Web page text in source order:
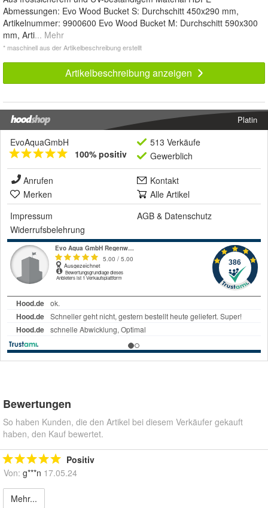
Abmessungen: Evo Wood Bucket S: Durchschitt 450x290 mm,
Artikelnummer: 9900600 Evo Wood Bucket M: Durchschitt 590x300
mm, Arti... Mehr
* maschinell aus der Artikelbeschreibung erstellt
Artikelbeschreibung anzeigen
Platin
EvoAquaGmbH
100% positiv
513 Verkäufe
Gewerblich
Anrufen
Kontakt
Merken
Alle Artikel
Impressum
AGB & Datenschutz
Widerrufsbelehrung
Bewertungen
So haben Kunden, die den Artikel bei diesem Verkäufer gekauft
haben, den Kauf bewertet.
Positiv
Von: g***n 17.05.24
Mehr...